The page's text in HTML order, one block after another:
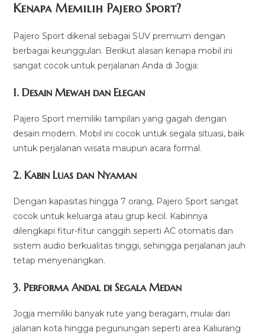
Kenapa Memilih Pajero Sport?
Pajero Sport dikenal sebagai SUV premium dengan
berbagai keunggulan. Berikut alasan kenapa mobil ini
sangat cocok untuk perjalanan Anda di Jogja:
1. Desain Mewah dan Elegan
Pajero Sport memiliki tampilan yang gagah dengan
desain modern. Mobil ini cocok untuk segala situasi, baik
untuk perjalanan wisata maupun acara formal.
2. Kabin Luas dan Nyaman
Dengan kapasitas hingga 7 orang, Pajero Sport sangat
cocok untuk keluarga atau grup kecil. Kabinnya
dilengkapi fitur-fitur canggih seperti AC otomatis dan
sistem audio berkualitas tinggi, sehingga perjalanan jauh
tetap menyenangkan.
3. Performa Andal di Segala Medan
Jogja memiliki banyak rute yang beragam, mulai dari
jalanan kota hingga pegunungan seperti area Kaliurang